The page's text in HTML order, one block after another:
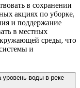
в сохранении
акциях по уборке,
и поддержание
в местных
среды, что
и
уровень воды в реке